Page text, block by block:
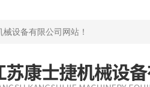
械设备有限公司网站 ！